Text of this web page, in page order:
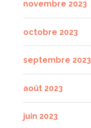
novembre 2023
octobre 2023
septembre 2023
août 2023
juin 2023